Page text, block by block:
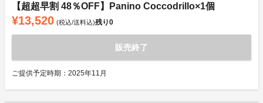
【超超早割 48％OFF】Panino Coccodrillo×1個
¥13,520 (税込/送料込)残り0
販売終了
ご提供予定時期：2025年11月